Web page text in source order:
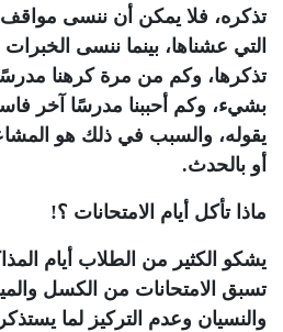
تذكره، فلا يمكن أن ننسى مواقف
التي عشناها، بينما ننسى
تذكرها، وكم من مرة كرهنا
بشيء، وكم أحببنا مدرسًا آخر
يقوله، والسبب في ذلك هو
أو بالحدث.
ماذا تأكل أيام الامتحانات ؟!
يشكو الكثير من الطلاب أيام
تسبق الامتحانات من الكسل
والنسيان وعدم التركيز لما